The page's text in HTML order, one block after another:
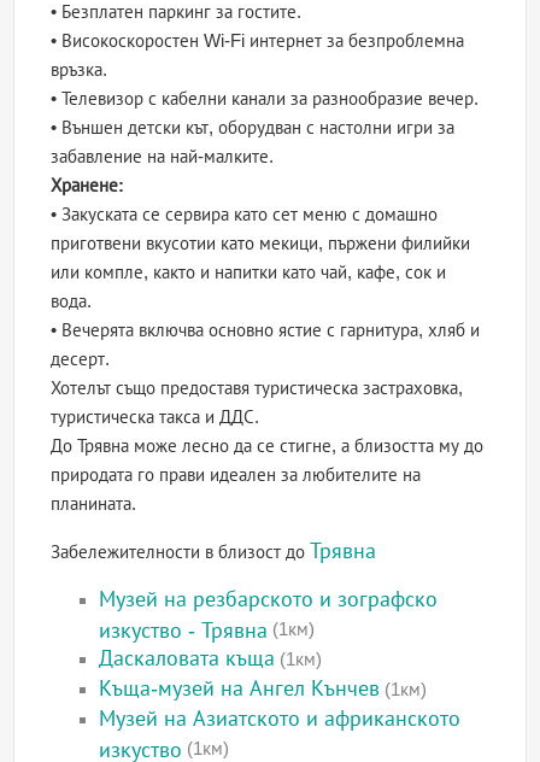
• Безплатен паркинг за гостите.
• Високоскоростен Wi-Fi интернет за безпроблемна
връзка.
• Телевизор с кабелни канали за разнообразие вечер.
• Външен детски кът, оборудван с настолни игри за
забавление на най-малките.
Хранене:
• Закуската се сервира като сет меню с домашно
приготвени вкусотии като мекици, пържени филийки
или компле, както и напитки като чай, кафе, сок и
вода.
• Вечерята включва основно ястие с гарнитура, хляб и
десерт.
Хотелът също предоставя туристическа застраховка,
туристическа такса и ДДС.
До Трявна може лесно да се стигне, а близостта му до
природата го прави идеален за любителите на
планината.
Забележителности в близост до Трявна
Музей на резбарското и зографско
изкуство - Трявна (1км)
Даскаловата къща (1км)
Къща-музей на Ангел Кънчев (1км)
Музей на Азиатското и африканското
изкуство (1км)